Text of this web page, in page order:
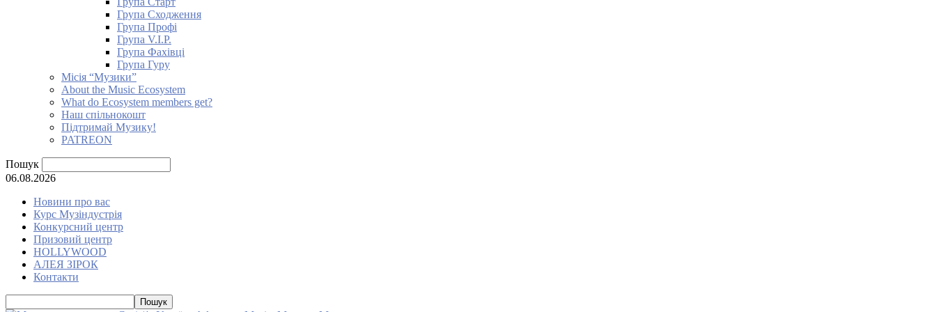
Група Сходження
Група Профі
Група V.I.P.
Група Фахівці
Група Гуру
Місія “Музики”
About the Music Ecosystem
What do Ecosystem members get?
Наш спільнокошт
Підтримай Музику!
PATREON
Пошук
06.08.2026
Новини про вас
Курс Музіндустрія
Конкурсний центр
Призовий центр
HOLLYWOOD
АЛЕЯ ЗІРОК
Контакти